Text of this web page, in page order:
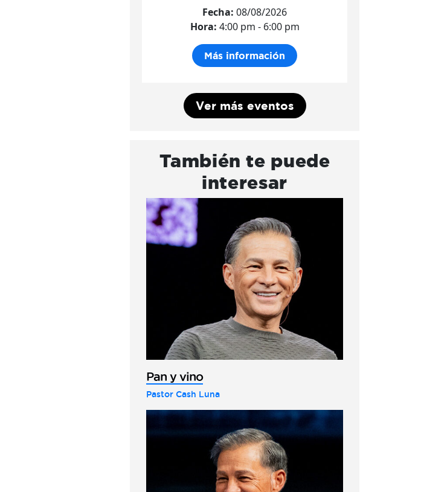
Fecha: 08/08/2026
Hora: 4:00 pm - 6:00 pm
Más información
Ver más eventos
También te puede
interesar
Pan y vino
Pastor Cash Luna